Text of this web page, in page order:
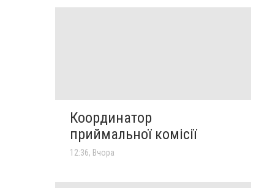
Координатор
приймальної комісії
12:36, Вчора